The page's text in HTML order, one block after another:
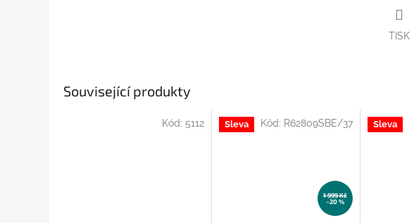
TISK
Související produkty
Kód: 5112 Sleva
1 999 Kč
–20 %
Kód: R62809SBE/37 Sleva